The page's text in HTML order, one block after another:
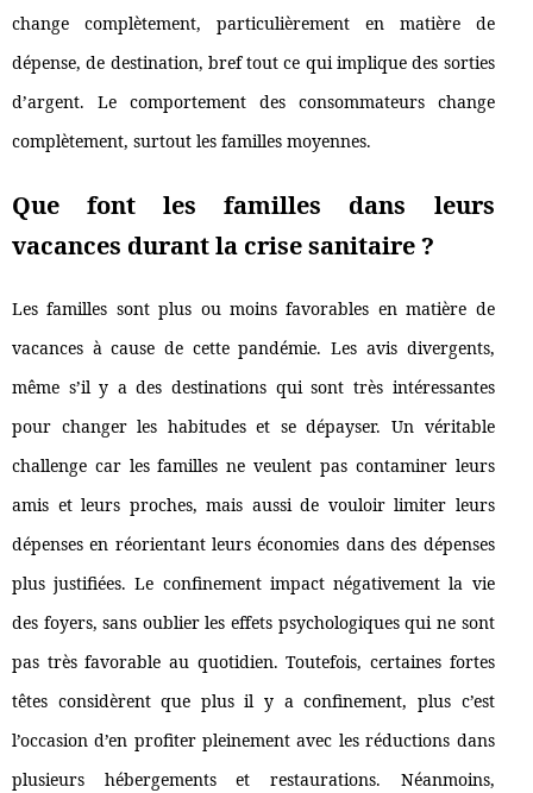
change complètement, particulièrement en matière de
dépense, de destination, bref tout ce qui implique des sorties
d’argent. Le comportement des consommateurs change
complètement, surtout les familles moyennes.
Que font les familles dans leurs
vacances durant la crise sanitaire ?
Les familles sont plus ou moins favorables en matière de
vacances à cause de cette pandémie. Les avis divergents,
même s’il y a des destinations qui sont très intéressantes
pour changer les habitudes et se dépayser. Un véritable
challenge car les familles ne veulent pas contaminer leurs
amis et leurs proches, mais aussi de vouloir limiter leurs
dépenses en réorientant leurs économies dans des dépenses
plus justifiées. Le confinement impact négativement la vie
des foyers, sans oublier les effets psychologiques qui ne sont
pas très favorable au quotidien. Toutefois, certaines fortes
têtes considèrent que plus il y a confinement, plus c’est
l’occasion d’en profiter pleinement avec les réductions dans
plusieurs hébergements et restaurations. Néanmoins,